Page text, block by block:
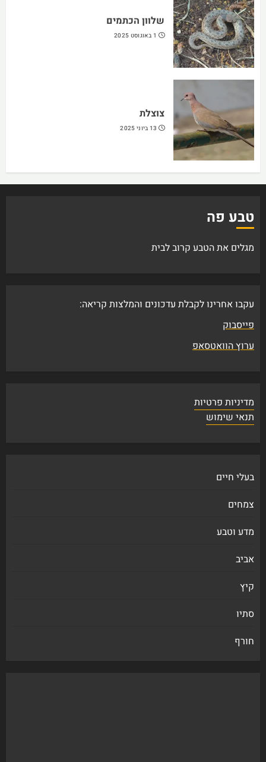
שלוון הכתמים
1 באוגוסט 2025
צוצלת
13 ביוני 2025
טבע פה
מגלים את הטבע קרוב לבית
עקבו אחרינו לקבלת עדכונים והמלצות קריאה:
פייסבוק
ערוץ הוואטסאפ
מדיניות פרטיות
תנאי שימוש
בעלי חיים
צמחים
מדע וטבע
אביב
קיץ
סתיו
חורף